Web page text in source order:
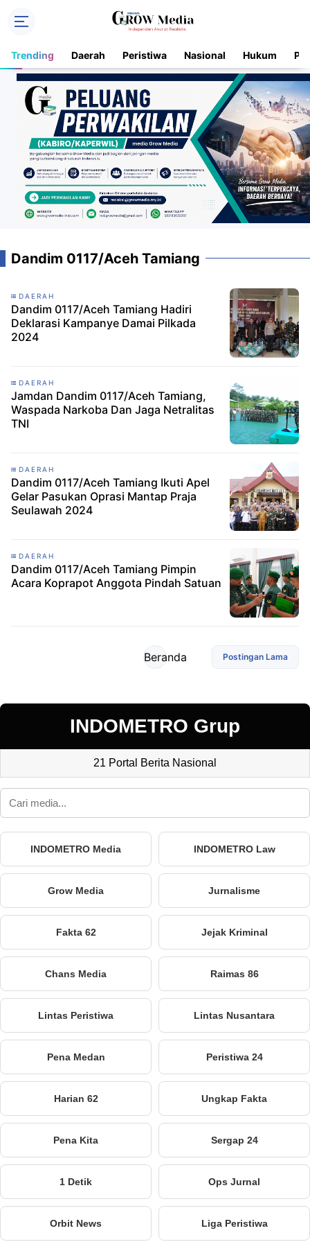
Trending Daerah Peristiwa Nasional Hukum
Dandim 0117/Aceh Tamiang
DAERAH
Dandim 0117/Aceh Tamiang Hadiri
Deklarasi Kampanye Damai Pilkada
2024
DAERAH
Jamdan Dandim 0117/Aceh Tamiang,
Waspada Narkoba Dan Jaga Netralitas
TNI
DAERAH
Dandim 0117/Aceh Tamiang Ikuti Apel
Gelar Pasukan Oprasi Mantap Praja
Seulawah 2024
DAERAH
Dandim 0117/Aceh Tamiang Pimpin
Acara Koprapot Anggota Pindah Satuan
Postingan Lama
Beranda
INDOMETRO Grup
21 Portal Berita Nasional
INDOMETRO Media INDOMETRO Law
Grow Media Jurnalisme
Fakta 62 Jejak Kriminal
Chans Media Raimas 86
Lintas Peristiwa Lintas Nusantara
Pena Medan Peristiwa 24
Harian 62 Ungkap Fakta
Pena Kita Sergap 24
1 Detik Ops Jurnal
Orbit News Liga Peristiwa